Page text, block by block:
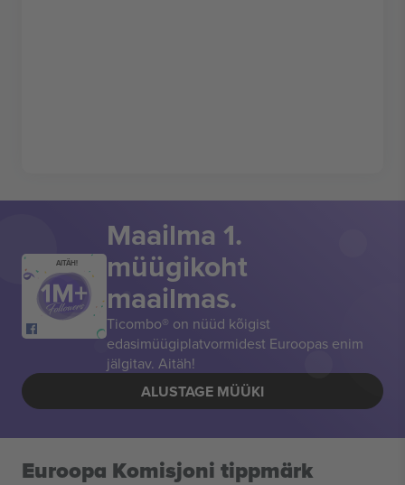
AITÄH!
Maailma 1.
müügikoht
maailmas.
Ticombo® on nüüd kõigist
edasimüügiplatvormidest Euroopas enim
jälgitav. Aitäh!
ALUSTAGE MÜÜKI
Euroopa Komisjoni tippmärk